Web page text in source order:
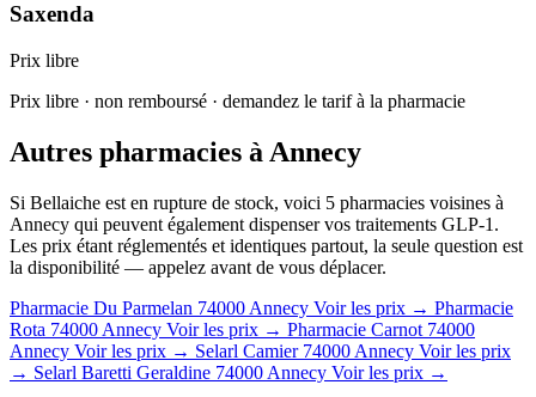
Saxenda
Prix libre
Prix libre · non remboursé · demandez le tarif à la pharmacie
Autres pharmacies à Annecy
Si Bellaiche est en rupture de stock, voici 5 pharmacies voisines à
Annecy qui peuvent également dispenser vos traitements GLP-1.
Les prix étant réglementés et identiques partout, la seule question est
la disponibilité — appelez avant de vous déplacer.
Pharmacie Du Parmelan 74000 Annecy Voir les prix → Pharmacie
Rota 74000 Annecy Voir les prix → Pharmacie Carnot 74000
Annecy Voir les prix → Selarl Camier 74000 Annecy Voir les prix
→ Selarl Baretti Geraldine 74000 Annecy Voir les prix →